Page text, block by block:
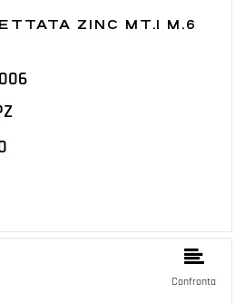
ZINC MT.1 M.6
Confronta